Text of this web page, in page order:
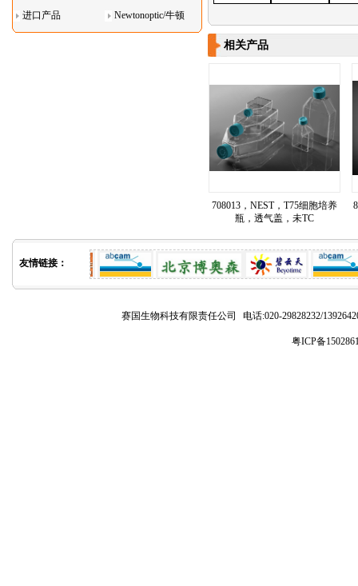
进口产品 Newtonoptic/牛顿
相关产品
708013，NEST，T75细胞培养
瓶，透气盖，未TC
友情链接：
赛国生物科技有限责任公司 电话:020-29828232/
粤ICP备